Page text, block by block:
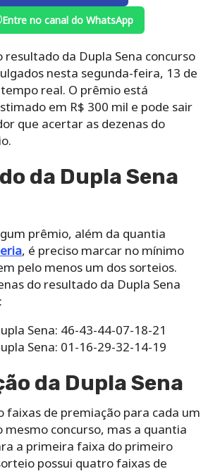
Entre no canal do WhatsApp
resultado da Dupla Sena concurso
nesta segunda-feira, 13 de
real. O prêmio está
em R$ 300 mil e pode sair
que acertar as dezenas do
da Dupla Sena
prêmio, além da quantia
, é preciso marcar no mínimo
pelo menos um dos sorteios.
do resultado da Dupla Sena
Sena: 46-43-44-07-18-21
Sena: 01-16-29-32-14-19
da Dupla Sena
faixas de premiação para cada um
mesmo concurso, mas a quantia
a primeira faixa do primeiro
possui quatro faixas de